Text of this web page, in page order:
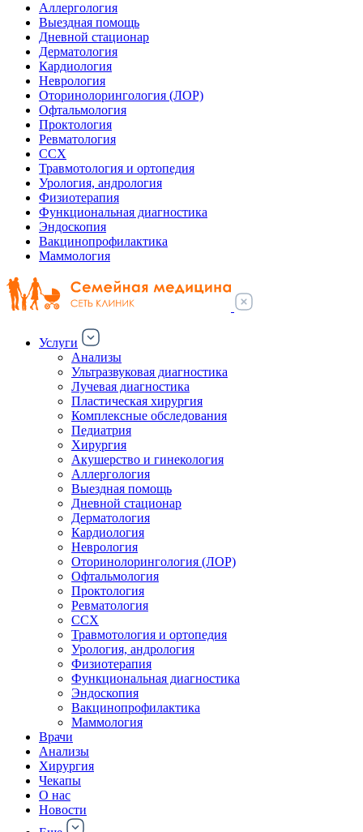
Аллергология
Выездная помощь
Дневной стационар
Дерматология
Кардиология
Неврология
Оторинолорингология (ЛОР)
Офтальмология
Проктология
Ревматология
ССХ
Травмотология и ортопедия
Урология, андрология
Физиотерапия
Функциональная диагностика
Эндоскопия
Вакцинопрофилактика
Маммология
Услуги
Анализы
Ультразвуковая диагностика
Лучевая диагностика
Пластическая хирургия
Комплексные обследования
Педиатрия
Хирургия
Акушерство и гинекология
Аллергология
Выездная помощь
Дневной стационар
Дерматология
Кардиология
Неврология
Оторинолорингология (ЛОР)
Офтальмология
Проктология
Ревматология
ССХ
Травмотология и ортопедия
Урология, андрология
Физиотерапия
Функциональная диагностика
Эндоскопия
Вакцинопрофилактика
Маммология
Врачи
Анализы
Хирургия
Чекапы
О нас
Новости